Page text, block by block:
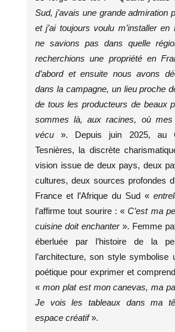
Sud, j’avais une grande admiration
et j’ai toujours voulu m’installer en
ne savions pas dans quelle
recherchions une propriété en
d’abord et ensuite nous avons
dans la campagne, un lieu proche
de tous les producteurs de beaux
sommes là, aux racines, où mes
vécu ». Depuis juin 2025, au
Tesnières, la discrète
vision issue de deux pays, deux
cultures, deux sources profondes
France et l’Afrique du Sud «
l’affirme tout sourire : «C’est ma
cuisine doit enchanter». Femme
éberluée par l’histoire de la
l’architecture, son style symbolise
poétique pour exprimer et
« mon plat est mon canevas, ma
Je vois les tableaux dans ma
espace créatif».